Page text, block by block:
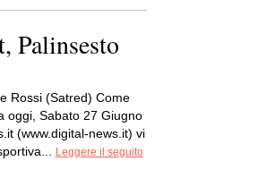
Palinsesto
Rossi (Satred) Come
oggi, Sabato 27 Giugno
(www.digital-news.it) vi
Leggere il seguito